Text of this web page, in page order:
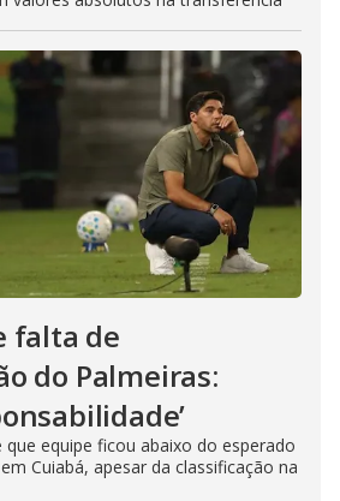
falta de
do Palmeiras:
que equipe ficou abaixo do esperado
Cuiabá, apesar da classificação na